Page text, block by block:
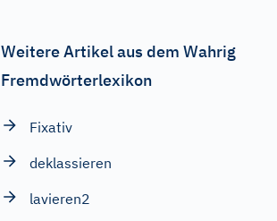
Weitere Artikel aus dem Wahrig
Fremdwörterlexikon
Fixativ
deklassieren
lavieren2